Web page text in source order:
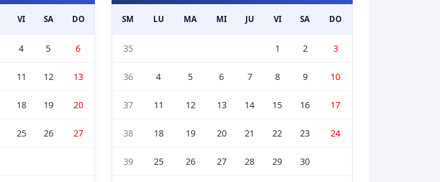
VI SA DO
4 5 6
11 12 13
18 19 20
25 26 27
SM LU MA MI JU VI SA DO
35 1 2 3
36 4 5 6 7 8 9 10
37 11 12 13 14 15 16 17
38 18 19 20 21 22 23 24
39 25 26 27 28 29 30